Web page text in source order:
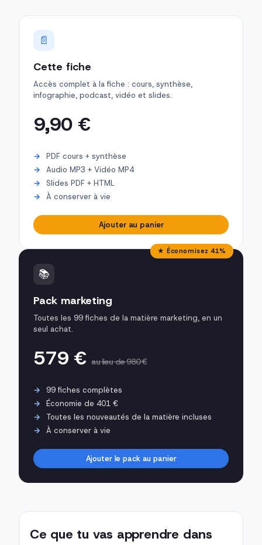
📄
Cette fiche
Accès complet à la fiche : cours, synthèse,
infographie, podcast, vidéo et slides.
9,90 €
PDF cours + synthèse
Audio MP3 + Vidéo MP4
Slides PDF + HTML
À conserver à vie
Ajouter au panier
★ Économisez 41%
📚
Pack marketing
Toutes les 99 fiches de la matière marketing, en un
seul achat.
579 €au lieu de 980 €
99 fiches complètes
Économie de 401 €
Toutes les nouveautés de la matière incluses
À conserver à vie
Ajouter le pack au panier
Ce que tu vas apprendre dans